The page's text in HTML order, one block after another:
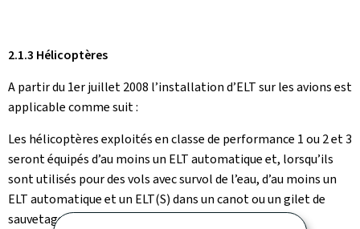
2.1.3 Hélicoptères
A partir du 1er juillet 2008 l’installation d’ELT sur les avions est
applicable comme suit :
Les hélicoptères exploités en classe de performance 1 ou 2 et 3
seront équipés d’au moins un ELT automatique et, lorsqu’ils
sont utilisés pour des vols avec survol de l’eau, d’au moins un
ELT automatique et un ELT(S) dans un canot ou un gilet de
sauvetage.